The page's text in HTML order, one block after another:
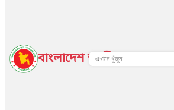
বাংলাদেশ জাতীয় তথ্য বাতায়ন